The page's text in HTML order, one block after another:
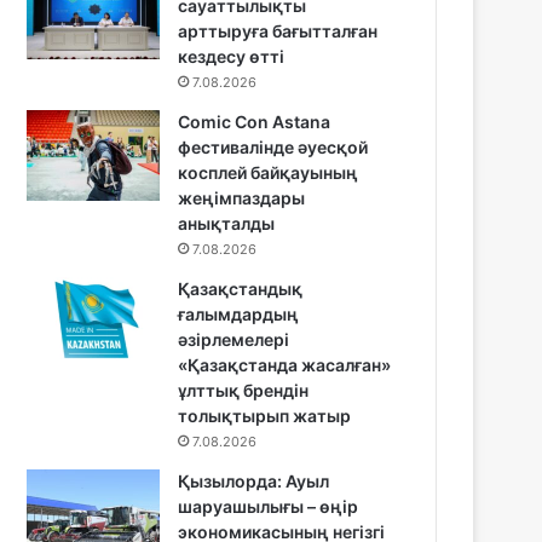
сауаттылықты
арттыруға бағытталған
кездесу өтті
7.08.2026
Comic Con Astana
фестивалінде әуесқой
косплей байқауының
жеңімпаздары
анықталды
7.08.2026
Қазақстандық
ғалымдардың
әзірлемелері
«Қазақстанда жасалған»
ұлттық брендін
толықтырып жатыр
7.08.2026
Қызылорда: Ауыл
шаруашылығы – өңір
экономикасының негізгі